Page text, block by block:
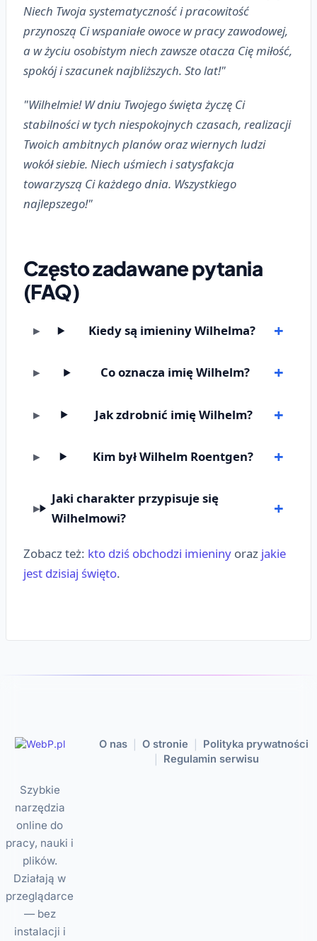
Niech Twoja systematyczność i pracowitość
przynoszą Ci wspaniałe owoce w pracy zawodowej,
a w życiu osobistym niech zawsze otacza Cię miłość,
spokój i szacunek najbliższych. Sto lat!"
"Wilhelmie! W dniu Twojego święta życzę Ci
stabilności w tych niespokojnych czasach, realizacji
Twoich ambitnych planów oraz wiernych ludzi
wokół siebie. Niech uśmiech i satysfakcja
towarzyszą Ci każdego dnia. Wszystkiego
najlepszego!"
Często zadawane pytania
(FAQ)
Kiedy są imieniny Wilhelma?
Co oznacza imię Wilhelm?
Jak zdrobnić imię Wilhelm?
Kim był Wilhelm Roentgen?
Jaki charakter przypisuje się
Wilhelmowi?
Zobacz też: kto dziś obchodzi imieniny oraz jakie
jest dzisiaj święto.
Szybkie
narzędzia
online do
pracy, nauki i
plików.
Działają w
przeglądarce
— bez
instalacji i
O nas O stronie Polityka prywatności
Regulamin serwisu